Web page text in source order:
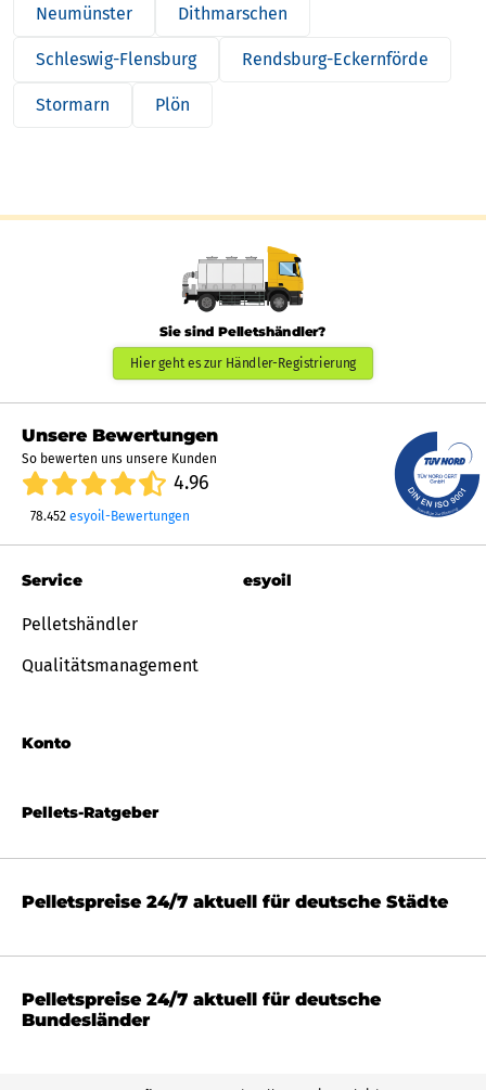
Neumünster Dithmarschen
Schleswig-Flensburg Rendsburg-Eckernförde
Stormarn Plön
Sie sind Pelletshändler?
Hier geht es zur Händler-Registrierung
Unsere Bewertungen
So bewerten uns unsere Kunden
4.96
78.452 esyoil-Bewertungen
Pellets-Ratgeber
Service
Pelletshändler
Qualitätsmanagement
Konto
esyoil
Pelletspreise 24/7 aktuell für deutsche Städte
Pelletspreise 24/7 aktuell für deutsche
Bundesländer